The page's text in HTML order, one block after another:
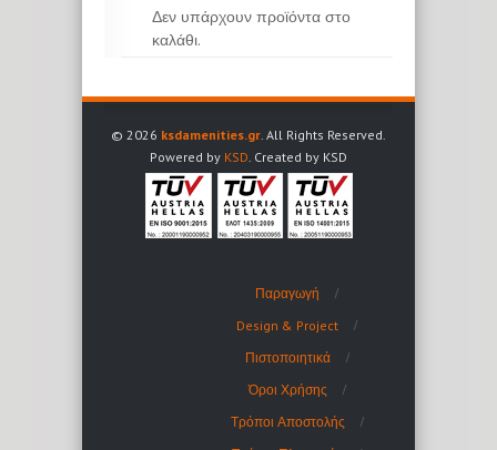
Δεν υπάρχουν προϊόντα στο
καλάθι.
© 2026 ksdamenities.gr . All Rights Reserved.
Powered by KSD . Created by KSD
Παραγωγή
Design & Project
Πιστοποιητικά
Όροι Χρήσης
Τρόποι Αποστολής